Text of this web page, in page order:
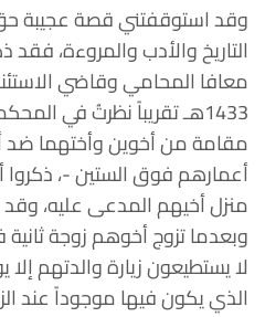
وقد استوقفتني قصة عجيبة
التاريخ والأدب والمروءة، فقد
معافا المحامي وقاضي
1433هـ تقريباً نظرتُ في
مقامة من أخوين وأختهما ضد
أعمارهم فوق الستين -،
منزل أخيهم المدعى عليه، وقد
وبعدما تزوج أخوهم زوجة
لا يستطيعون زيارة والدتهم
الذي يكون فيها موجوداً عند